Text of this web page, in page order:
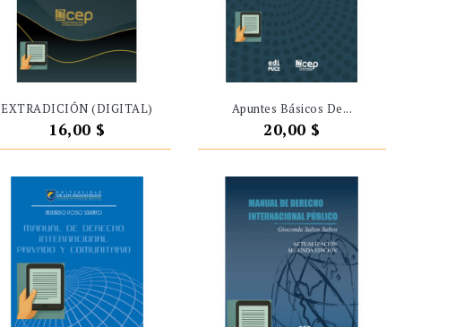
EXTRADICIÓN (DIGITAL)
Precio
16,00 $
Apuntes Básicos De...
Precio
20,00 $